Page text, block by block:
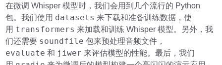
在微调 Whisper 模型时，我们会用到几个流行的 Python
包。我们使用 datasets 来下载和准备训练数据，使
用 transformers 来加载和训练 Whisper 模型。另外，我
们还需要 soundfile 包来预处理音频文件，
evaluate 和 jiwer 来评估模型的性能。最后，我们